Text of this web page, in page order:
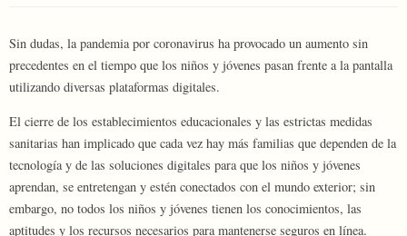
Sin dudas, la pandemia por coronavirus ha provocado un aumento sin
precedentes en el tiempo que los niños y jóvenes pasan frente a la pantalla
utilizando diversas plataformas digitales.
El cierre de los establecimientos educacionales y las estrictas medidas
sanitarias han implicado que cada vez hay más familias que dependen de la
tecnología y de las soluciones digitales para que los niños y jóvenes
aprendan, se entretengan y estén conectados con el mundo exterior; sin
embargo, no todos los niños y jóvenes tienen los conocimientos, las
aptitudes y los recursos necesarios para mantenerse seguros en línea.